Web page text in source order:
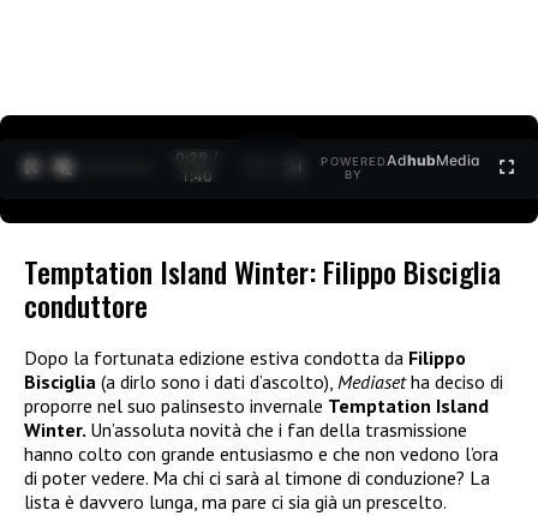
0:30 /
1:40
POWERED
BY
AdhubMedia
Temptation Island Winter: Filippo Bisciglia
conduttore
Dopo la fortunata edizione estiva condotta da Filippo
Bisciglia (a dirlo sono i dati d’ascolto), Mediasetha deciso di
proporre nel suo palinsesto invernale Temptation Island
Winter. Un’assoluta novità che i fan della trasmissione
hanno colto con grande entusiasmo e che non vedono l’ora
di poter vedere. Ma chi ci sarà al timone di conduzione? La
lista è davvero lunga, ma pare ci sia già un prescelto.